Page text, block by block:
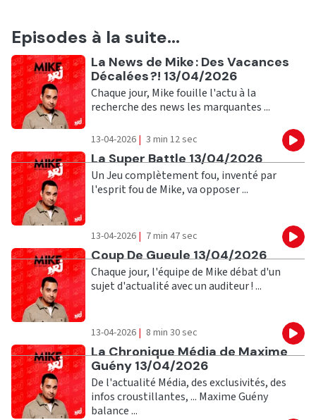
Episodes à la suite...
Ecouter
La News de Mike : Des Vacances
Décalées ?! 13/04/2026
Chaque jour, Mike fouille l'actu à la
recherche des news les marquantes ...
13-04-2026 | 3 min 12 sec
Ecouter
La Super Battle 13/04/2026
Un Jeu complètement fou, inventé par
l'esprit fou de Mike, va opposer ...
13-04-2026 | 7 min 47 sec
Ecouter
Coup De Gueule 13/04/2026
Chaque jour, l'équipe de Mike débat d'un
sujet d'actualité avec un auditeur ! ...
13-04-2026 | 8 min 30 sec
Ecouter
La Chronique Média de Maxime
Guény 13/04/2026
De l'actualité Média, des exclusivités, des
infos croustillantes, ... Maxime Guény
balance ...